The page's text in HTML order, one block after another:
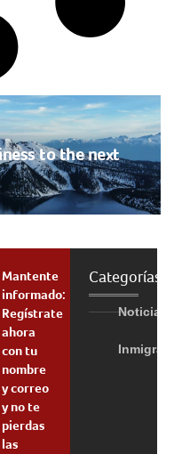
to the next
Mantente
informado:
Regístrate
ahora
con tu
nombre
y correo
y no te
pierdas
las
Categorías
Noticias